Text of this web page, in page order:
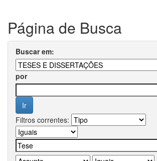
Página de Busca
Buscar em:
por
Filtros correntes: